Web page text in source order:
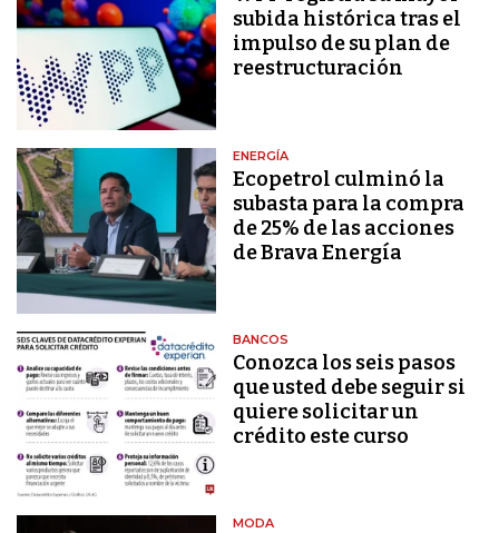
subida histórica tras el
impulso de su plan de
reestructuración
ENERGÍA
Ecopetrol culminó la
subasta para la compra
de 25% de las acciones
de Brava Energía
BANCOS
Conozca los seis pasos
que usted debe seguir si
quiere solicitar un
crédito este curso
MODA